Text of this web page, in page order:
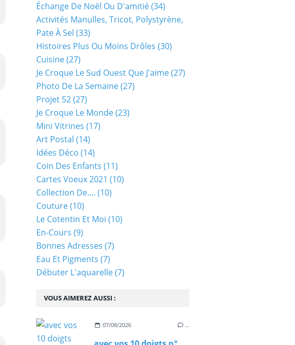
VOUS AIMEREZ AUSSI :
07/08/2026 …
Échange De Noël Ou D'amitié(34)
Activités Manulles, Tricot, Polystyrène,
Pate À Sel (33)
Histoires Plus Ou Moins Drôles (30)
Cuisine(27)
Je Croque Le Sud Ouest Que J'aime(27)
Photo De La Semaine(27)
Projet 52(27)
Je Croque Le Monde(23)
Mini Vitrines (17)
Art Postal (14)
Idées Déco (14)
Coin Des Enfants (11)
Cartes Voeux 2021 (10)
Collection De.... (10)
Couture(10)
Le Cotentin Et Moi (10)
En-Cours (9)
Bonnes Adresses (7)
Eau Et Pigments (7)
Débuter L'aquarelle(7)